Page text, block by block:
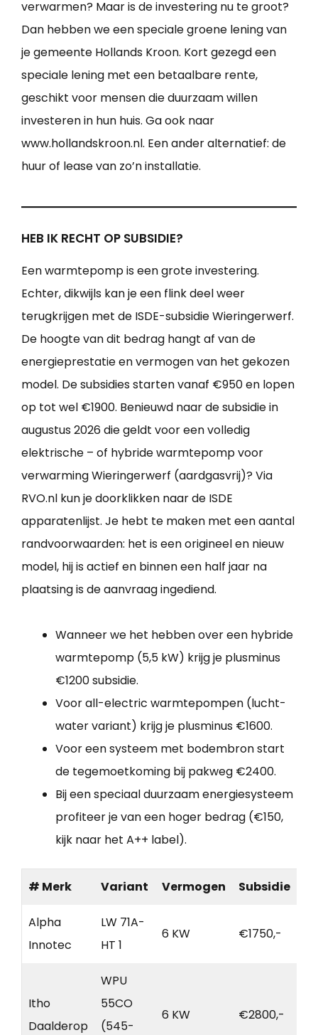
verwarmen? Maar is de investering nu te groot?
Dan hebben we een speciale groene lening van
je gemeente Hollands Kroon. Kort gezegd een
speciale lening met een betaalbare rente,
geschikt voor mensen die duurzaam willen
investeren in hun huis. Ga ook naar
www.hollandskroon.nl. Een ander alternatief: de
huur of lease van zo’n installatie.
HEB IK RECHT OP SUBSIDIE?
Een warmtepomp is een grote investering.
Echter, dikwijls kan je een flink deel weer
terugkrijgen met de ISDE-subsidie Wieringerwerf.
De hoogte van dit bedrag hangt af van de
energieprestatie en vermogen van het gekozen
model. De subsidies starten vanaf €950 en lopen
op tot wel €1900. Benieuwd naar de subsidie in
augustus 2026 die geldt voor een volledig
elektrische – of hybride warmtepomp voor
verwarming Wieringerwerf (aardgasvrij)? Via
RVO.nl kun je doorklikken naar de ISDE
apparatenlijst. Je hebt te maken met een aantal
randvoorwaarden: het is een origineel en nieuw
model, hij is actief en binnen een half jaar na
plaatsing is de aanvraag ingediend.
Wanneer we het hebben over een hybride
warmtepomp (5,5 kW) krijg je plusminus
€1200 subsidie.
Voor all-electric warmtepompen (lucht-
water variant) krijg je plusminus €1600.
Voor een systeem met bodembron start
de tegemoetkoming bij pakweg €2400.
Bij een speciaal duurzaam energiesysteem
profiteer je van een hoger bedrag (€150,
kijk naar het A++ label).
# Merk Variant Vermogen Subsidie
Alpha
Innotec
LW 71A-
HT 1
6 KW €1750,-
Itho
Daalderop
WPU
55CO
(545-
6 KW €2800,-